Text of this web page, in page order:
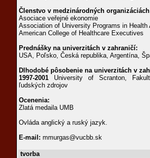
Členstvo v medzinárodných
Asociace veřejné ekonomie
Association of University Programs in Health
American College of Healthcare Executives
Prednášky na univerzitách v zahraničí:
USA, Poľsko, Česká republika, Argentína,
Dlhodobé pôsobenie na univerzitách v
1997-2001 University of Scranton,
ľudských zdrojov
Ocenenia:
Zlatá medaila UMB
Ovláda anglický a ruský jazyk.
E-mail: mmurgas@vucbb.sk
tvorba